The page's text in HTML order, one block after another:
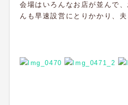
会場はいろんなお店が並んで
んも早速設営にとりかかり、